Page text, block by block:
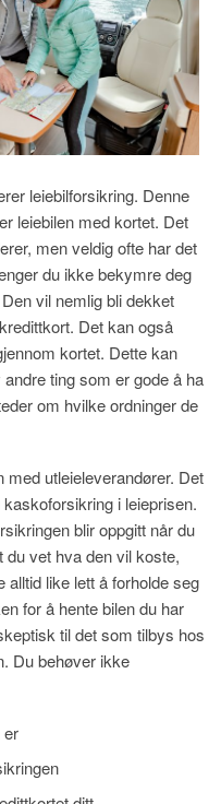
leiebilforsikring. Denne
leiebilen med kortet. Det
men veldig ofte har det
du ikke bekymre deg
vil nemlig bli dekket
Det kan også
kortet. Dette kan
ting som er gode å ha
om hvilke ordninger de
utleieleverandører. Det
i leieprisen.
blir oppgitt når du
du vet hva den vil koste,
like lett å forholde seg
for å hente bilen du har
til det som tilbys hos
Du behøver ikke
er